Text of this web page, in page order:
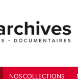
NOS COLLECTIONS